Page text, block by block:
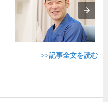
>>記事全文を読む